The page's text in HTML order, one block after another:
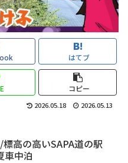
はてブ
コピー
2026.05.18 2026.05.13
高の高いSAPA道の駅
中泊